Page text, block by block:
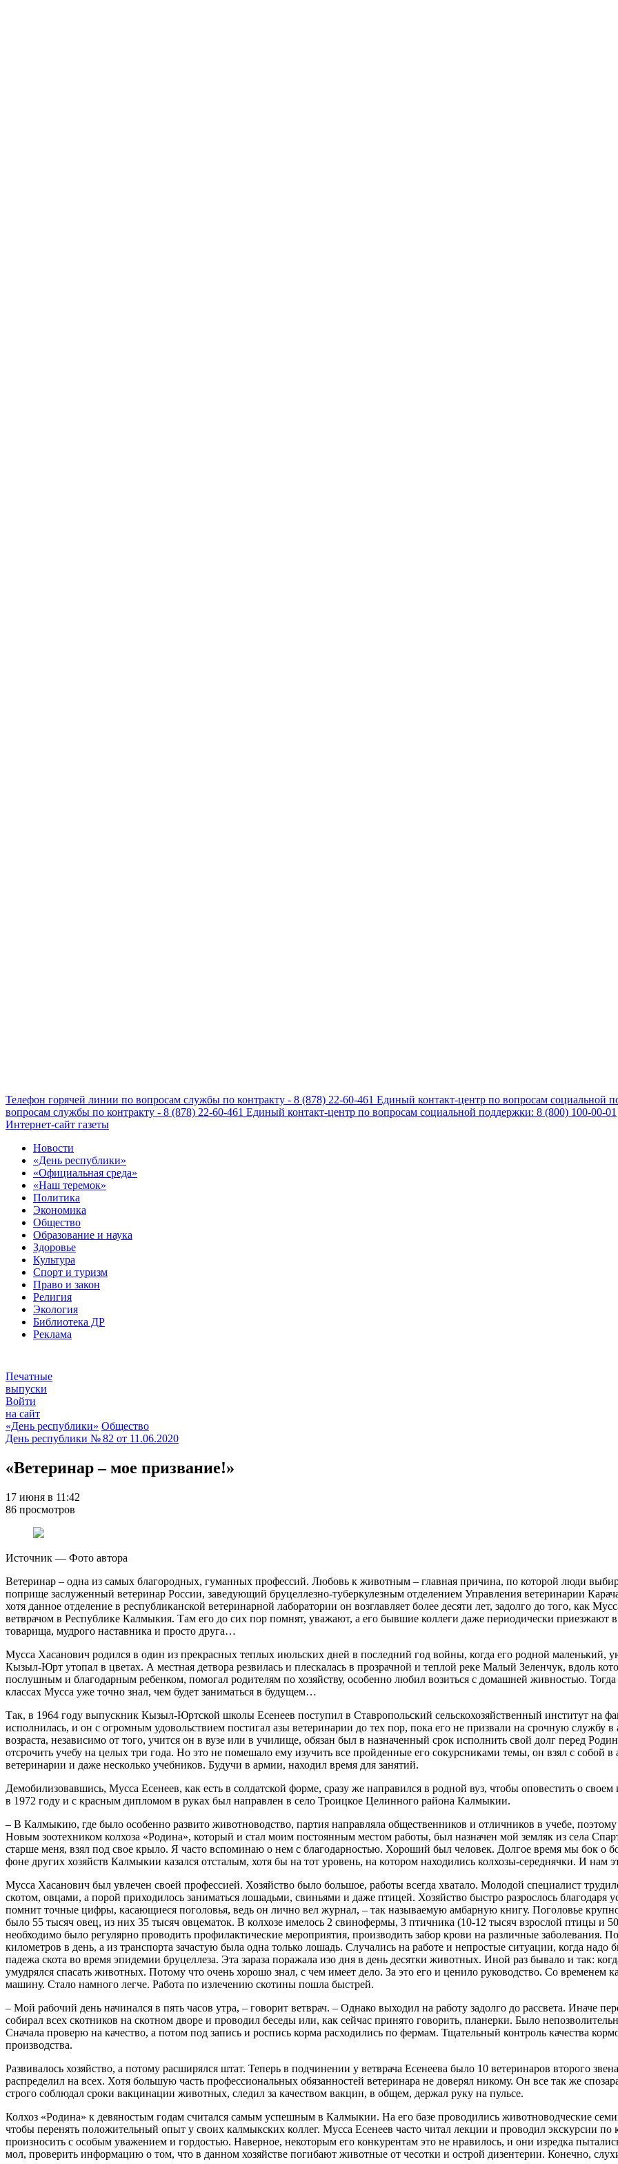
Телефон горячей линии по вопросам службы по контракту - 8 (878) 22-60-461 Единый контакт-центр по вопросам социальной
вопросам службы по контракту - 8 (878) 22-60-461 Единый контакт-центр по вопросам социальной поддержки: 8 (800) 100-00-01
Интернет-сайт газеты
Новости
«День республики»
«Официальная среда»
«Наш теремок»
Политика
Экономика
Общество
Образование и наука
Здоровье
Культура
Спорт и туризм
Право и закон
Религия
Экология
Библиотека ДР
Реклама
Печатные
выпуски
Войти
на сайт
«День республики» Общество
День республики № 82 от 11.06.2020
«Ветеринар – мое призвание!»
17 июня в 11:42
86 просмотров
Источник — Фото автора
Ветеринар – одна из самых благородных, гуманных профессий. Любовь к животным – главная причина, по которой люди
поприще заслуженный ветеринар России, заведующий бруцеллезно-туберкулезным отделением Управления ветеринарии
хотя данное отделение в республиканской ветеринарной лаборатории он возглавляет более десяти лет, задолго до того, как
ветврачом в Республике Калмыкия. Там его до сих пор помнят, уважают, а его бывшие коллеги даже периодически приезжают
товарища, мудрого наставника и просто друга…
Мусса Хасанович родился в один из прекрасных теплых июльских дней в последний год войны, когда его родной маленький,
Кызыл-Юрт утопал в цветах. А местная детвора резвилась и плескалась в прозрачной и теплой реке Малый Зеленчук, вдоль
послушным и благодарным ребенком, помогал родителям по хозяйству, особенно любил возиться с домашней живностью.
классах Мусса уже точно знал, чем будет заниматься в будущем…
Так, в 1964 году выпускник Кызыл-Юртской школы Есенеев поступил в Ставропольский сельскохозяйственный институт на
исполнилась, и он с огромным удовольствием постигал азы ветеринарии до тех пор, пока его не призвали на срочную
возраста, независимо от того, учится он в вузе или в училище, обязан был в назначенный срок исполнить свой долг перед
отсрочить учебу на целых три года. Но это не помешало ему изучить все пройденные его сокурсниками темы, он взял с
ветеринарии и даже несколько учебников. Будучи в армии, находил время для занятий.
Демобилизовавшись, Мусса Есенеев, как есть в солдатской форме, сразу же направился в родной вуз, чтобы оповестить о
в 1972 году и с красным дипломом в руках был направлен в село Троицкое Целинного района Калмыкии.
– В Калмыкию, где было особенно развито животноводство, партия направляла общественников и отличников в учебе,
Новым зоотехником колхоза «Родина», который и стал моим постоянным местом работы, был назначен мой земляк из села
старше меня, взял под свое крыло. Я часто вспоминаю о нем с благодарностью. Хороший был человек. Долгое время мы бок о
фоне других хозяйств Калмыкии казался отсталым, хотя бы на тот уровень, на котором находились колхозы-середнячки. И нам
Мусса Хасанович был увлечен своей профессией. Хозяйство было большое, работы всегда хватало. Молодой специалист
скотом, овцами, а порой приходилось заниматься лошадьми, свиньями и даже птицей. Хозяйство быстро разрослось
помнит точные цифры, касающиеся поголовья, ведь он лично вел журнал, – так называемую амбарную книгу. Поголовье
было 55 тысяч овец, из них 35 тысяч овцематок. В колхозе имелось 2 свинофермы, 3 птичника (10-12 тысяч взрослой птицы и
необходимо было регулярно проводить профилактические мероприятия, производить забор крови на различные заболевания.
километров в день, а из транспорта зачастую была одна только лошадь. Случались на работе и непростые ситуации, когда
падежа скота во время эпидемии бруцеллеза. Эта зараза поражала изо дня в день десятки животных. Иной раз бывало и так:
умудрялся спасать животных. Потому что очень хорошо знал, с чем имеет дело. За это его и ценило руководство. Со временем
машину. Стало намного легче. Работа по излечению скотины пошла быстрей.
– Мой рабочий день начинался в пять часов утра, – говорит ветврач. – Однако выходил на работу задолго до рассвета. Иначе
собирал всех скотников на скотном дворе и проводил беседы или, как сейчас принято говорить, планерки. Было
Сначала проверю на качество, а потом под запись и роспись корма расходились по фермам. Тщательный контроль качества
производства.
Развивалось хозяйство, а потому расширялся штат. Теперь в подчинении у ветврача Есенеева было 10 ветеринаров второго
распределил на всех. Хотя большую часть профессиональных обязанностей ветеринара не доверял никому. Он все так же
строго соблюдал сроки вакцинации животных, следил за качеством вакцин, в общем, держал руку на пульсе.
Колхоз «Родина» к девяностым годам считался самым успешным в Калмыкии. На его базе проводились животноводческие
чтобы перенять положительный опыт у своих калмыкских коллег. Мусса Есенеев часто читал лекции и проводил экскурсии по
произносить с особым уважением и гордостью. Наверное, некоторым его конкурентам это не нравилось, и они изредка
мол, проверить информацию о том, что в данном хозяйстве погибают животные от чесотки и острой дизентерии. Конечно,